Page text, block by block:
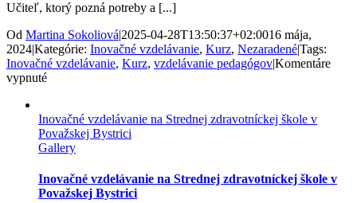
Učiteľ, ktorý pozná potreby a [...]
Od Martina Sokoliová|2025-04-28T13:50:37+02:0016 mája,
2024|Kategórie: Inovačné vzdelávanie, Kurz, Nezaradené|Tags:
Inovačné vzdelávanie, Kurz, vzdelávanie pedagógov|Komentáre
vypnuténa
pedagógov
na
Spojenej
Š.
A.
Inovačné vzdelávanie na Strednej zdravotníckej škole v
Považskej Bystrici
Gallery
Inovačné vzdelávanie na Strednej zdravotníckej škole v
Považskej Bystrici